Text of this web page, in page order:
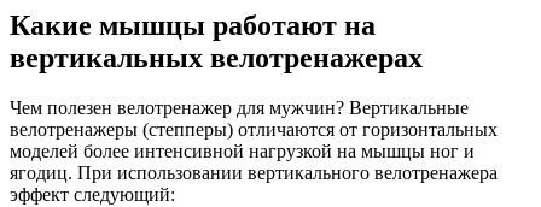
Какие мышцы работают на
вертикальных велотренажерах
Чем полезен велотренажер для мужчин? Вертикальные
велотренажеры (степперы) отличаются от горизонтальных
моделей более интенсивной нагрузкой на мышцы ног и
ягодиц. При использовании вертикального велотренажера
эффект следующий: